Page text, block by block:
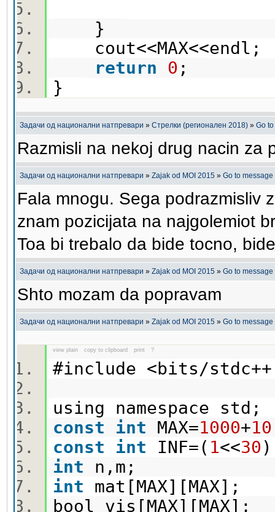
}
return
0 ;
}
Задачи од национални натпревари » Стрелки (регионален 2018) » Go
Razmisli na nekoj drug nacin za
Задачи од национални натпревари » Zajak od MOI 2015 » Go to message
Fala mnogu. Sega podrazmisliv
znam pozicijata na najgolemiot
Toa bi trebalo da bide tocno,
Задачи од национални натпревари » Zajak od MOI 2015 » Go to message
Shto mozam da popravam
Задачи од национални натпревари » Zajak od MOI 2015 » Go to message
view plain copy to clipboard print ?
#include <bits/
using namespace
const
int MAX=1000+10
const
int INF=( 1<<30
int n,m;
int mat[MAX][MAX];
bool vis[MAX][MAX];